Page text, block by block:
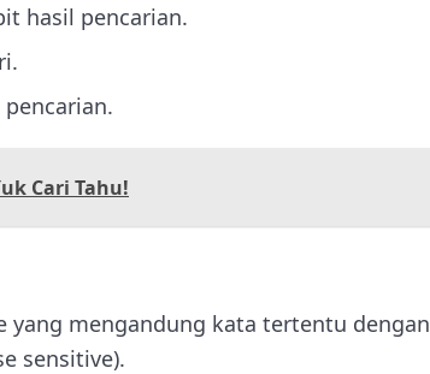
hasil pencarian.
Cari Tahu!
yang mengandung kata tertentu dengan
sensitive).